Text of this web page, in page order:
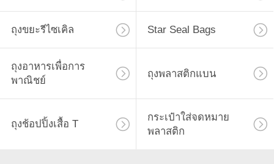
ถุงขยะรีไซเคิล Star Seal Bags
ถุงอาหารเพื่อการ
พาณิชย์
ถุงพลาสติกแบน
ถุงช้อปปิ้งเสื้อ T
กระเป๋าใส่จดหมาย
พลาสติก